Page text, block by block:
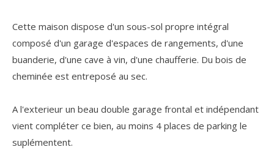
Cette maison dispose d'un sous-sol propre intégral
composé d'un garage d'espaces de rangements, d'une
buanderie, d'une cave à vin, d'une chaufferie. Du bois de
cheminée est entreposé au sec.
A l'exterieur un beau double garage frontal et indépendant
vient compléter ce bien, au moins 4 places de parking le
suplémentent.